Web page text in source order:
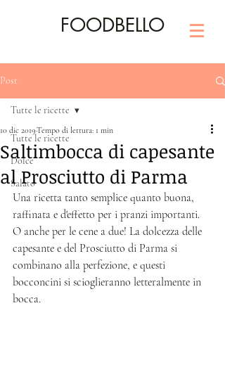
FOODBELLO
Post
Tutte le ricette
Dolce
Salato
Tutte le ricette
Saltimbocca di capesante
al Prosciutto di Parma
10 dic 2019Tempo di lettura: 1 min
Una ricetta tanto semplice quanto buona,
raffinata e d'effetto per i pranzi importanti.
O anche per le cene a due! La dolcezza delle
capesante e del Prosciutto di Parma si
combinano alla perfezione, e questi
bocconcini si scioglieranno letteralmente in
bocca.